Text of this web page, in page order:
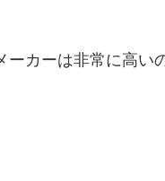
カーは非常に高い